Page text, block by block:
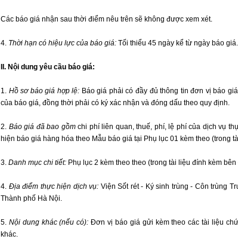
Các báo giá nhận sau thời điểm nêu trên sẽ không được xem xét.
4. Thời hạn có hiệu lực của báo giá: Tối thiểu 45 ngày kể từ ngày báo giá.
II. Nội dung yêu cầu báo giá:
1. Hồ sơ báo giá hợp lệ: Báo giá phải có đầy đủ thông tin đơn vị báo
của báo giá, đồng thời phải có ký xác nhận và đóng dấu theo quy định.
2. Báo giá đã bao gồmchi phí liên quan, thuế, phí, lệ phí của dịch vụ
hiện báo giá hàng hóa theo Mẫu báo giá tại Phụ lục 01 kèm theo (trong
3. Danh mục chi tiết: Phụ lục 2 kèm theo theo (trong tài liệu đính kèm
4. Địa điểm thực hiện dịch vụ: Viện Sốt rét - Ký sinh trùng - Côn trùng
Thành phố Hà Nội.
5. Nội dung khác (nếu có): Đơn vị báo giá gửi kèm theo các tài liệu
khác.